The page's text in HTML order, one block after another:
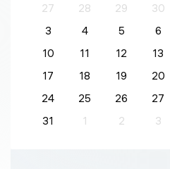
27
28 29 30
3
4 5 6
10
11 12 13
17
18 19 20
24
25 26 27
31
1 2 3